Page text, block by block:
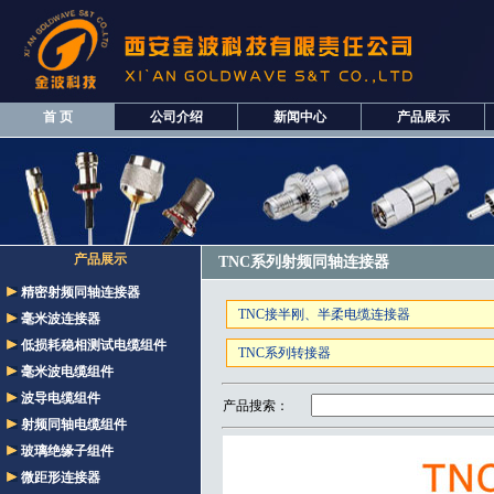
首 页 公司介绍 新闻中心 产品展示
产品展示
精密射频同轴连接器
毫米波连接器
低损耗稳相测试电缆组件
毫米波电缆组件
波导电缆组件
射频同轴电缆组件
玻璃绝缘子组件
微距形连接器
TNC系列射频同轴连接器
TNC接半刚、半柔电缆连接器
TNC系列转接器
产品搜索：